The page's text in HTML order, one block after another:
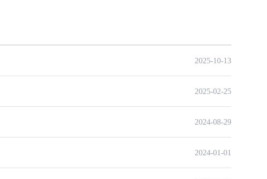
2025-10-13
2025-02-25
2024-08-29
2024-01-01